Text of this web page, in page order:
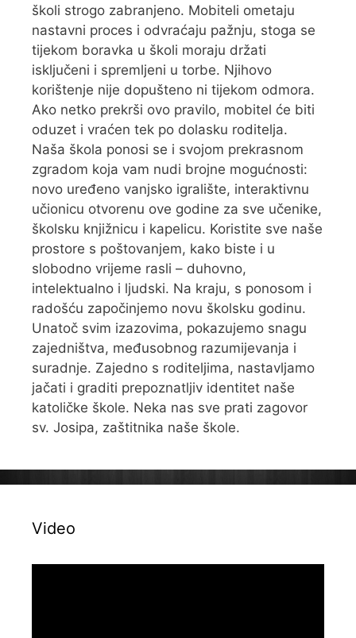
školi strogo zabranjeno. Mobiteli ometaju
nastavni proces i odvraćaju pažnju, stoga se
tijekom boravka u školi moraju držati
isključeni i spremljeni u torbe. Njihovo
korištenje nije dopušteno ni tijekom odmora.
Ako netko prekrši ovo pravilo, mobitel će biti
oduzet i vraćen tek po dolasku roditelja.
Naša škola ponosi se i svojom prekrasnom
zgradom koja vam nudi brojne mogućnosti:
novo uređeno vanjsko igralište, interaktivnu
učionicu otvorenu ove godine za sve učenike,
školsku knjižnicu i kapelicu. Koristite sve naše
prostore s poštovanjem, kako biste i u
slobodno vrijeme rasli – duhovno,
intelektualno i ljudski. Na kraju, s ponosom i
radošću započinjemo novu školsku godinu.
Unatoč svim izazovima, pokazujemo snagu
zajedništva, međusobnog razumijevanja i
suradnje. Zajedno s roditeljima, nastavljamo
jačati i graditi prepoznatljiv identitet naše
katoličke škole. Neka nas sve prati zagovor
sv. Josipa, zaštitnika naše škole.
Video